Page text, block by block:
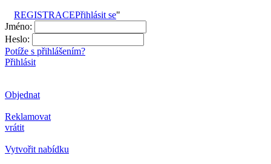
REGISTRACEPřihlásit se"
Jméno:
Heslo:
Potíže s přihlášením?
Přihlásit
Objednat
Reklamovat
vrátit
Vytvořit nabídku